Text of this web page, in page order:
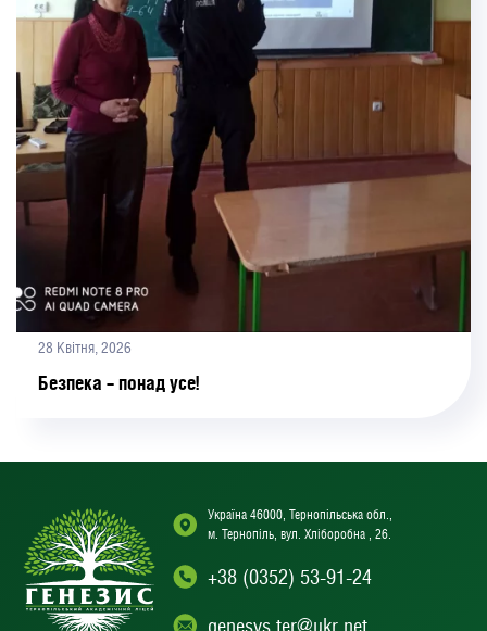
28 Квітня, 2026
Безпека – понад усе!
Україна 46000, Тернопільська обл.,
м. Тернопіль, вул. Хліборобна , 26.
+38 (0352) 53-91-24
genesys.ter@ukr.net